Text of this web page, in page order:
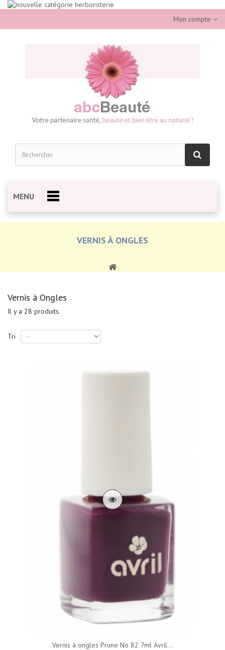
Mon compte
MENU
VERNIS À ONGLES
Vernis à Ongles
Il y a 28 produits.
Tri
Vernis à ongles Prune No 82 7ml Avril...